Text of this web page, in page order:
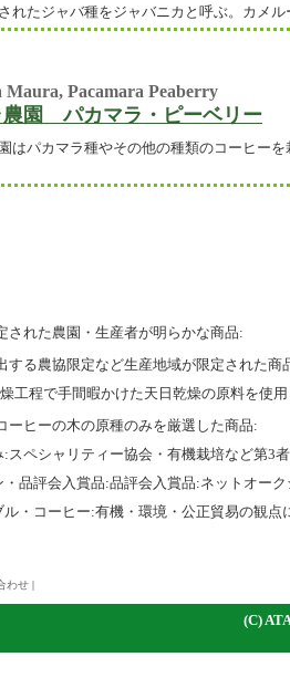
れたジャバ種をジャバニカと呼ぶ。カメ
Maura, Pacamara Peaberry
農園 パカマラ・ピーベリー
はパカマラ種やその他の種類のコーヒー
された農園・生産者が明らかな商品:
する農協限定など生産地域が限定された商
工程で手間暇かけた天日乾燥の原料を使
ーヒーの木の原種のみを厳選した商品:
:スペシャリティー協会・有機栽培など第3
・品評会入賞品:品評会入賞品:ネットオー
ル・コーヒー:有機・環境・公正貿易の観
わせ |
(C) A